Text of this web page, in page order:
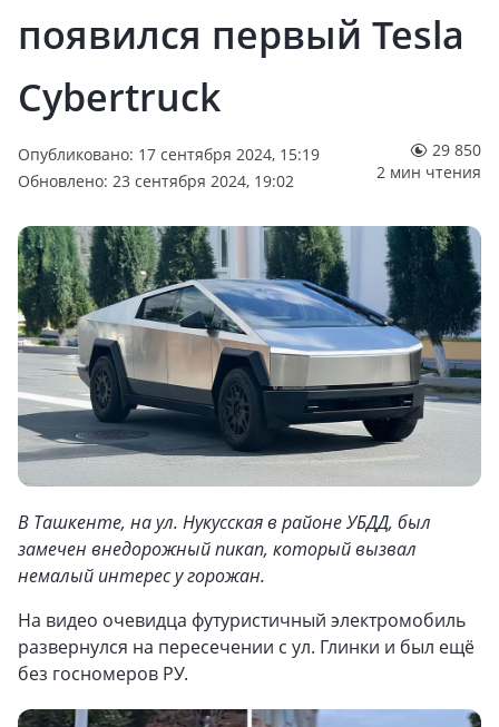
появился первый Tesla
Cybertruck
Опубликовано: 17 сентября 2024, 15:19
Обновлено: 23 сентября 2024, 19:02
29 850
2 мин чтения
В Ташкенте, на ул. Нукусская в районе УБДД, был
замечен внедорожный пикап, который вызвал
немалый интерес у горожан.
На видео очевидца футуристичный электромобиль
развернулся на пересечении с ул. Глинки и был ещё
без госномеров РУ.